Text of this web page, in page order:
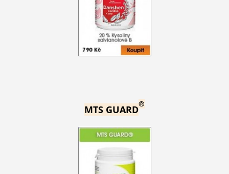
MTS GUARD®